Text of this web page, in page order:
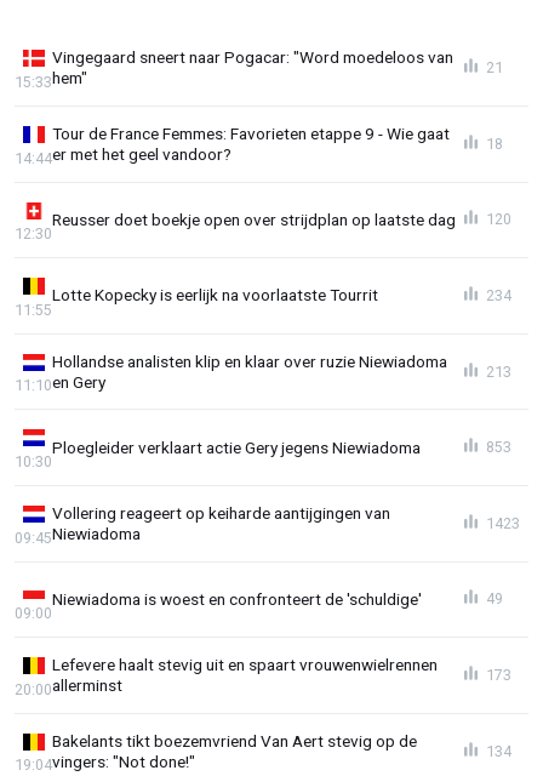
Vingegaard sneert naar Pogacar: "Word moedeloos van
hem"
15:33
21
Tour de France Femmes: Favorieten etappe 9 - Wie gaat
er met het geel vandoor?
14:44
18
Reusser doet boekje open over strijdplan op laatste dag
12:30
120
Lotte Kopecky is eerlijk na voorlaatste Tourrit
11:55
234
Hollandse analisten klip en klaar over ruzie Niewiadoma
en Gery
11:10
213
Ploegleider verklaart actie Gery jegens Niewiadoma
10:30
853
Vollering reageert op keiharde aantijgingen van
Niewiadoma
09:45
1423
Niewiadoma is woest en confronteert de 'schuldige'
09:00
49
Lefevere haalt stevig uit en spaart vrouwenwielrennen
allerminst
20:00
173
Bakelants tikt boezemvriend Van Aert stevig op de
vingers: "Not done!"
19:04
134